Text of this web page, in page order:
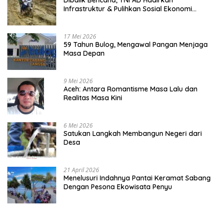
Infrastruktur & Pulihkan Sosial Ekonomi
17 Mei 2026
59 Tahun Bulog, Mengawal Pangan Menjaga
Masa Depan
9 Mei 2026
Aceh: Antara Romantisme Masa Lalu dan
Realitas Masa Kini
6 Mei 2026
Satukan Langkah Membangun Negeri dari
Desa
21 April 2026
Menelusuri Indahnya Pantai Keramat Sabang
Dengan Pesona Ekowisata Penyu